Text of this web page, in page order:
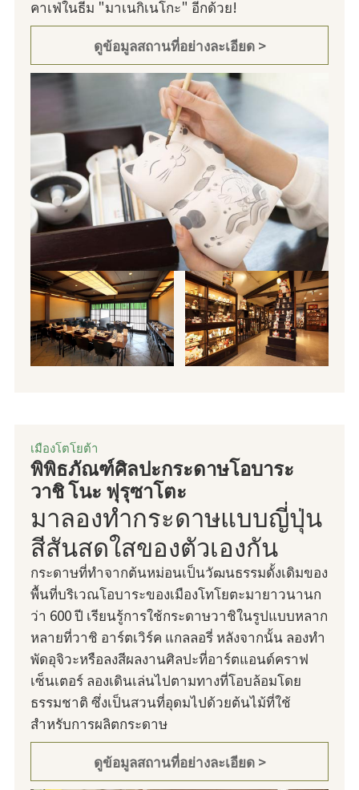
คาเฟ่ในธีม "มาเนกิเนโกะ" อีกด้วย!
ดูข้อมูลสถานที่อย่างละเอียด >
เมืองโตโยต้า
พิพิธภัณฑ์ศิลปะกระดาษโอบาระ
วาชิ โนะ ฟุรุซาโตะ
มาลองทำกระดาษแบบญี่ปุ่น
สีสันสดใสของตัวเองกัน
กระดาษที่ทำจากต้นหม่อนเป็นวัฒนธรรมดั้งเดิมของ
พื้นที่บริเวณโอบาระของเมืองโทโยตะมายาวนานก
ว่า 600 ปี เรียนรู้การใช้กระดาษวาชิในรูปแบบหลาก
หลายที่วาชิ อาร์ตเวิร์ค แกลลอรี่ หลังจากนั้น ลองทำ
พัดอุจิวะหรือลงสีผลงานศิลปะที่อาร์ตแอนด์คราฟ
เซ็นเตอร์ ลองเดินเล่นไปตามทางที่โอบล้อมโดย
ธรรมชาติ ซึ่งเป็นสวนที่อุดมไปด้วยต้นไม้ที่ใช้
สำหรับการผลิตกระดาษ
ดูข้อมูลสถานที่อย่างละเอียด >